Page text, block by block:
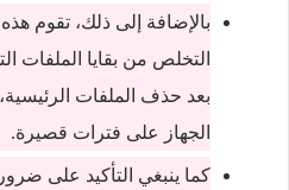
بالإضافة إلى ذلك، تقوم
التخلص من بقايا الملفات
بعد حذف الملفات
الجهاز على فترات قصيرة.
كما ينبغي التأكيد على